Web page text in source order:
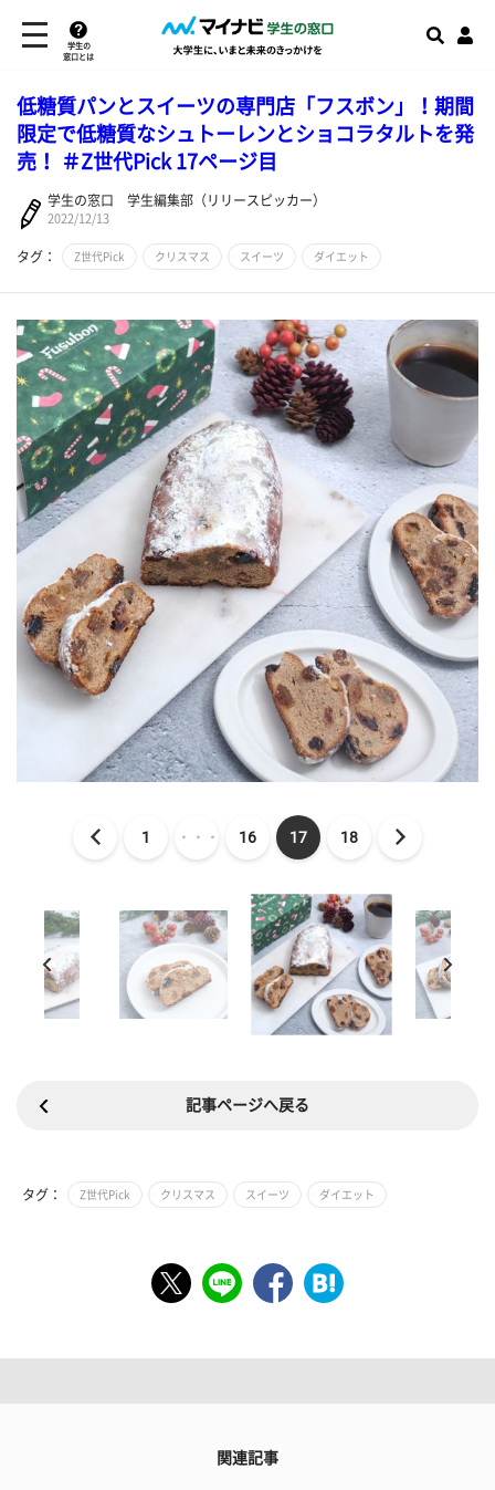
学生の
窓口とは
低糖質パンとスイーツの専門店「フスボン」！期間
限定で低糖質なシュトーレンとショコラタルトを発
売！ ＃Z世代Pick 17ページ目
学生の窓口 学生編集部（リリースピッカー）
2022/12/13
タグ： Z世代Pick クリスマス スイーツ ダイエット
1 ・・・ 16 17 18
記事ページへ戻る
タグ： Z世代Pick クリスマス スイーツ ダイエット
関連記事